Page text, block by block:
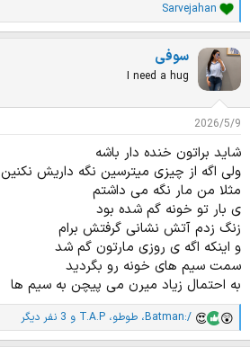
ا
م
ت
ی
ز
ت
:
Sarvejahan
سوفی
I need a hug
2026/5/9
شاید براتون خنده دار باشه
ولی اگه از چیزی میترسین نگه داریش نکنین
مثلا من مار نگه می داشتم
ی بار تو خونه گم شده بود
زنگ زدم آتش نشانی گرفتش برام
و اینکه اگه ی روزی مارتون گم شد
سمت سیم های خونه رو بگردید
به احتمال زیاد میرن می پیچن به سیم ها
ا
م
Batman:/، طوطو، T.A.P و 3 نفر دیگر